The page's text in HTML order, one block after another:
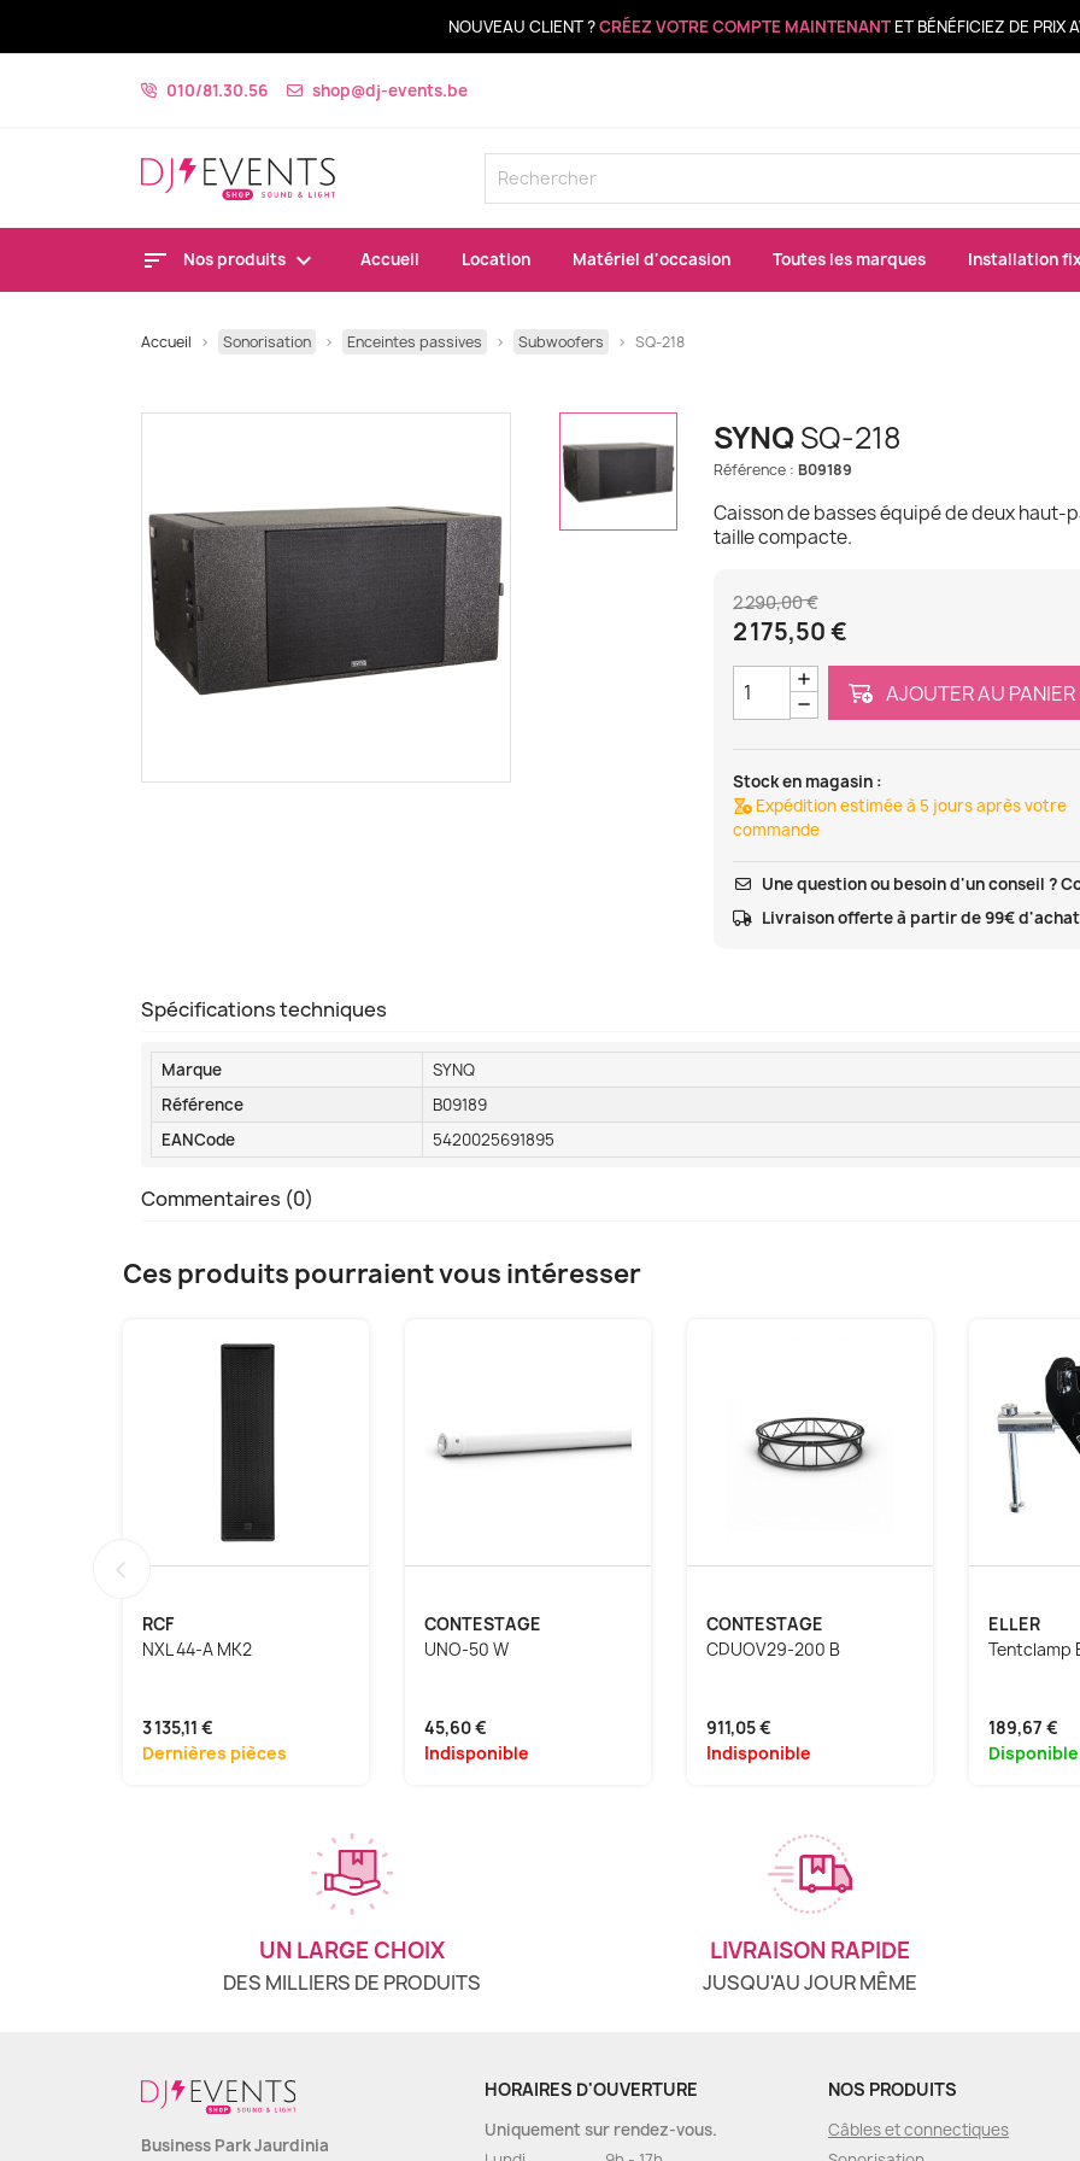
NOUVEAU CLIENT ?CRÉEZ VOTRE COMPTE MAINTENANTET BÉNÉFICIEZ DE PRIX
010/81.30.56 shop@dj-events.be
Nos produits Accueil Location Matériel d'occasion Toutes les marques Installation
Accueil Sonorisation Enceintes passives Subwoofers SQ-218
SYNQSQ-218
Référence : B09189
Caisson de basses équipé de deux haut-
taille compacte.
2 290,00 €
2 175,50 €
AJOUTER AU PANIER
Stock en magasin :
Expédition estimée à 5 jours après votre
commande
Une question ou besoin d'un conseil ?
Livraison offerte à partir de 99€ d'achat
Spécifications techniques
Marque
SYNQ
Référence
B09189
EANCode
5420025691895
Commentaires (0)
Ces produits pourraient vous intéresser
RCF
NXL 44-A MK2
3 135,11 €
Dernières pièces
CONTESTAGE
UNO-50 W
45,60 €
Indisponible
CONTESTAGE
CDUOV29-200 B
911,05 €
Indisponible
ELLER
Tentclamp
189,67 €
Disponible
‹
UN LARGE CHOIX
DES MILLIERS DE PRODUITS
LIVRAISON RAPIDE
JUSQU'AU JOUR MÊME
Business Park Jaurdinia
HORAIRES D'OUVERTURE
Uniquement sur rendez-vous.
NOS PRODUITS
Câbles et connectiques